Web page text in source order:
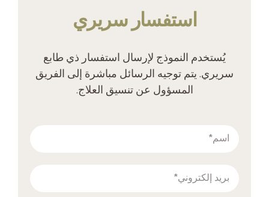
‫استفسار سريري‬
‫يُستخدم النموذج لإرسال استفسار ذي طابع
سريري. يتم توجيه الرسائل مباشرة إلى الفريق
المسؤول عن تنسيق العلاج.‬